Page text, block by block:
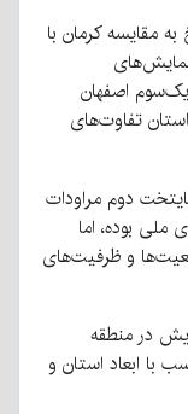
مقایسه کرمان با
اصفهان
تفاوت‌های
دوم مراودات
ملی بوده، اما
و ظرفیت‌های
در منطقه
با ابعاد استان و